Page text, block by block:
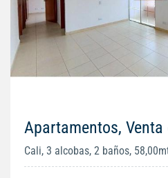
Apartamentos,
Cali, 3 alcobas, 2 baños,